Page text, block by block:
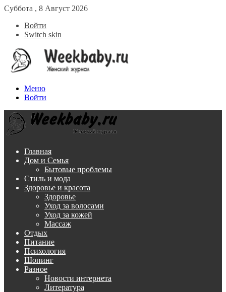
Суббота , 8 Август 2026
Войти
Switch skin
Меню
Войти
Главная
Дом и Семья
Бытовые проблемы
Стиль и мода
Здоровье и красота
Здоровье
Уход за волосами
Уход за кожей
Массаж
Отдых
Питание
Психология
Шопинг
Разное
Новости интернета
Литература